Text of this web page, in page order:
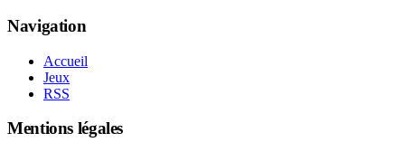
Navigation
Accueil
Jeux
RSS
Mentions légales